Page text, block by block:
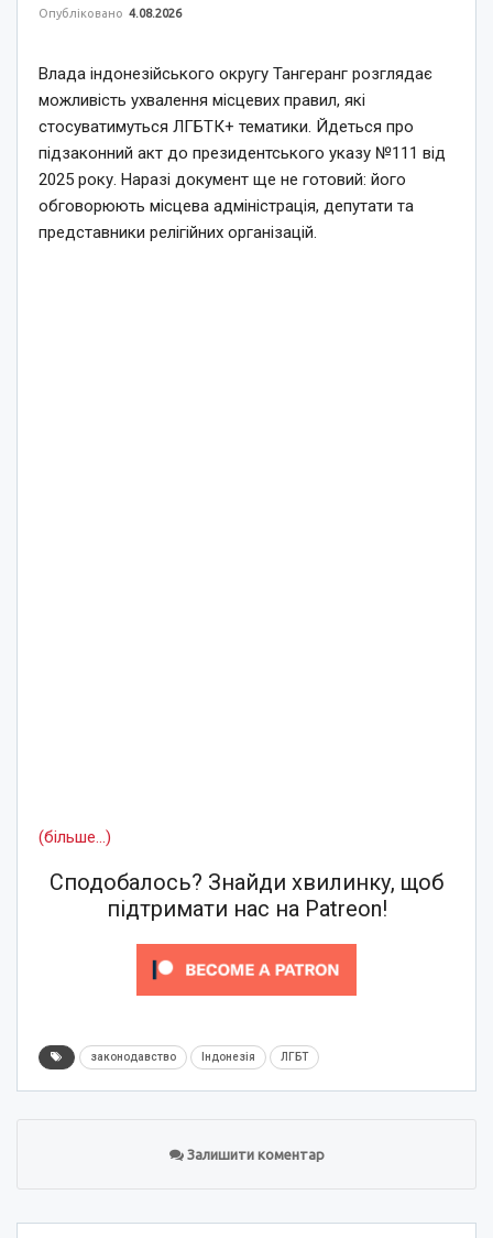
Опубліковано 4.08.2026
Влада індонезійського округу Тангеранг розглядає
можливість ухвалення місцевих правил, які
стосуватимуться ЛГБТК+ тематики. Йдеться про
підзаконний акт до президентського указу №111 від
2025 року. Наразі документ ще не готовий: його
обговорюють місцева адміністрація, депутати та
представники релігійних організацій.
(більше…)
Сподобалось? Знайди хвилинку, щоб
підтримати нас на Patreon!
законодавство Індонезія ЛГБТ
Залишити коментар